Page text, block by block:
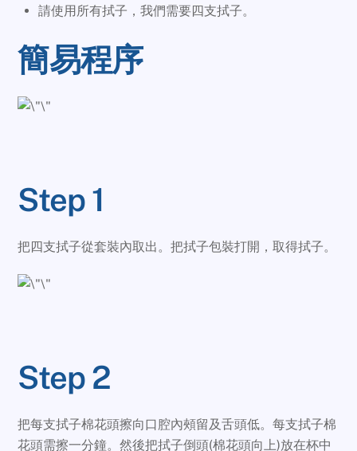
請使用所有拭子，我們需要四支拭子。
簡易程序
Step 1
把四支拭子從套裝內取出。把拭子包裝打開，取得拭子。
Step 2
把每支拭子棉花頭擦向口腔內頰留及舌頭低。每支拭子棉
花頭需擦一分鐘。然後把拭子倒頭(棉花頭向上)放在杯中